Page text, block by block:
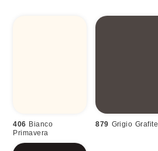
406 Bianco
Primavera
879 Grigio Grafite